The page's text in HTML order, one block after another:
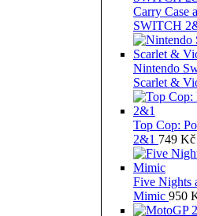
Carry Case
SWITCH
Nintendo
Scarlet &
Top Cop:
2&1 749 Kč
Five Nights
Mimic 950